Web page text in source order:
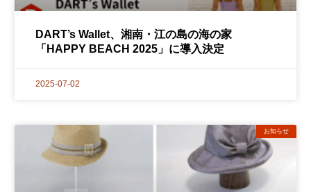
DART’s Wallet、湘南・江の島の海の家
「HAPPY BEACH 2025」に導入決定
2025-07-02
お知らせ